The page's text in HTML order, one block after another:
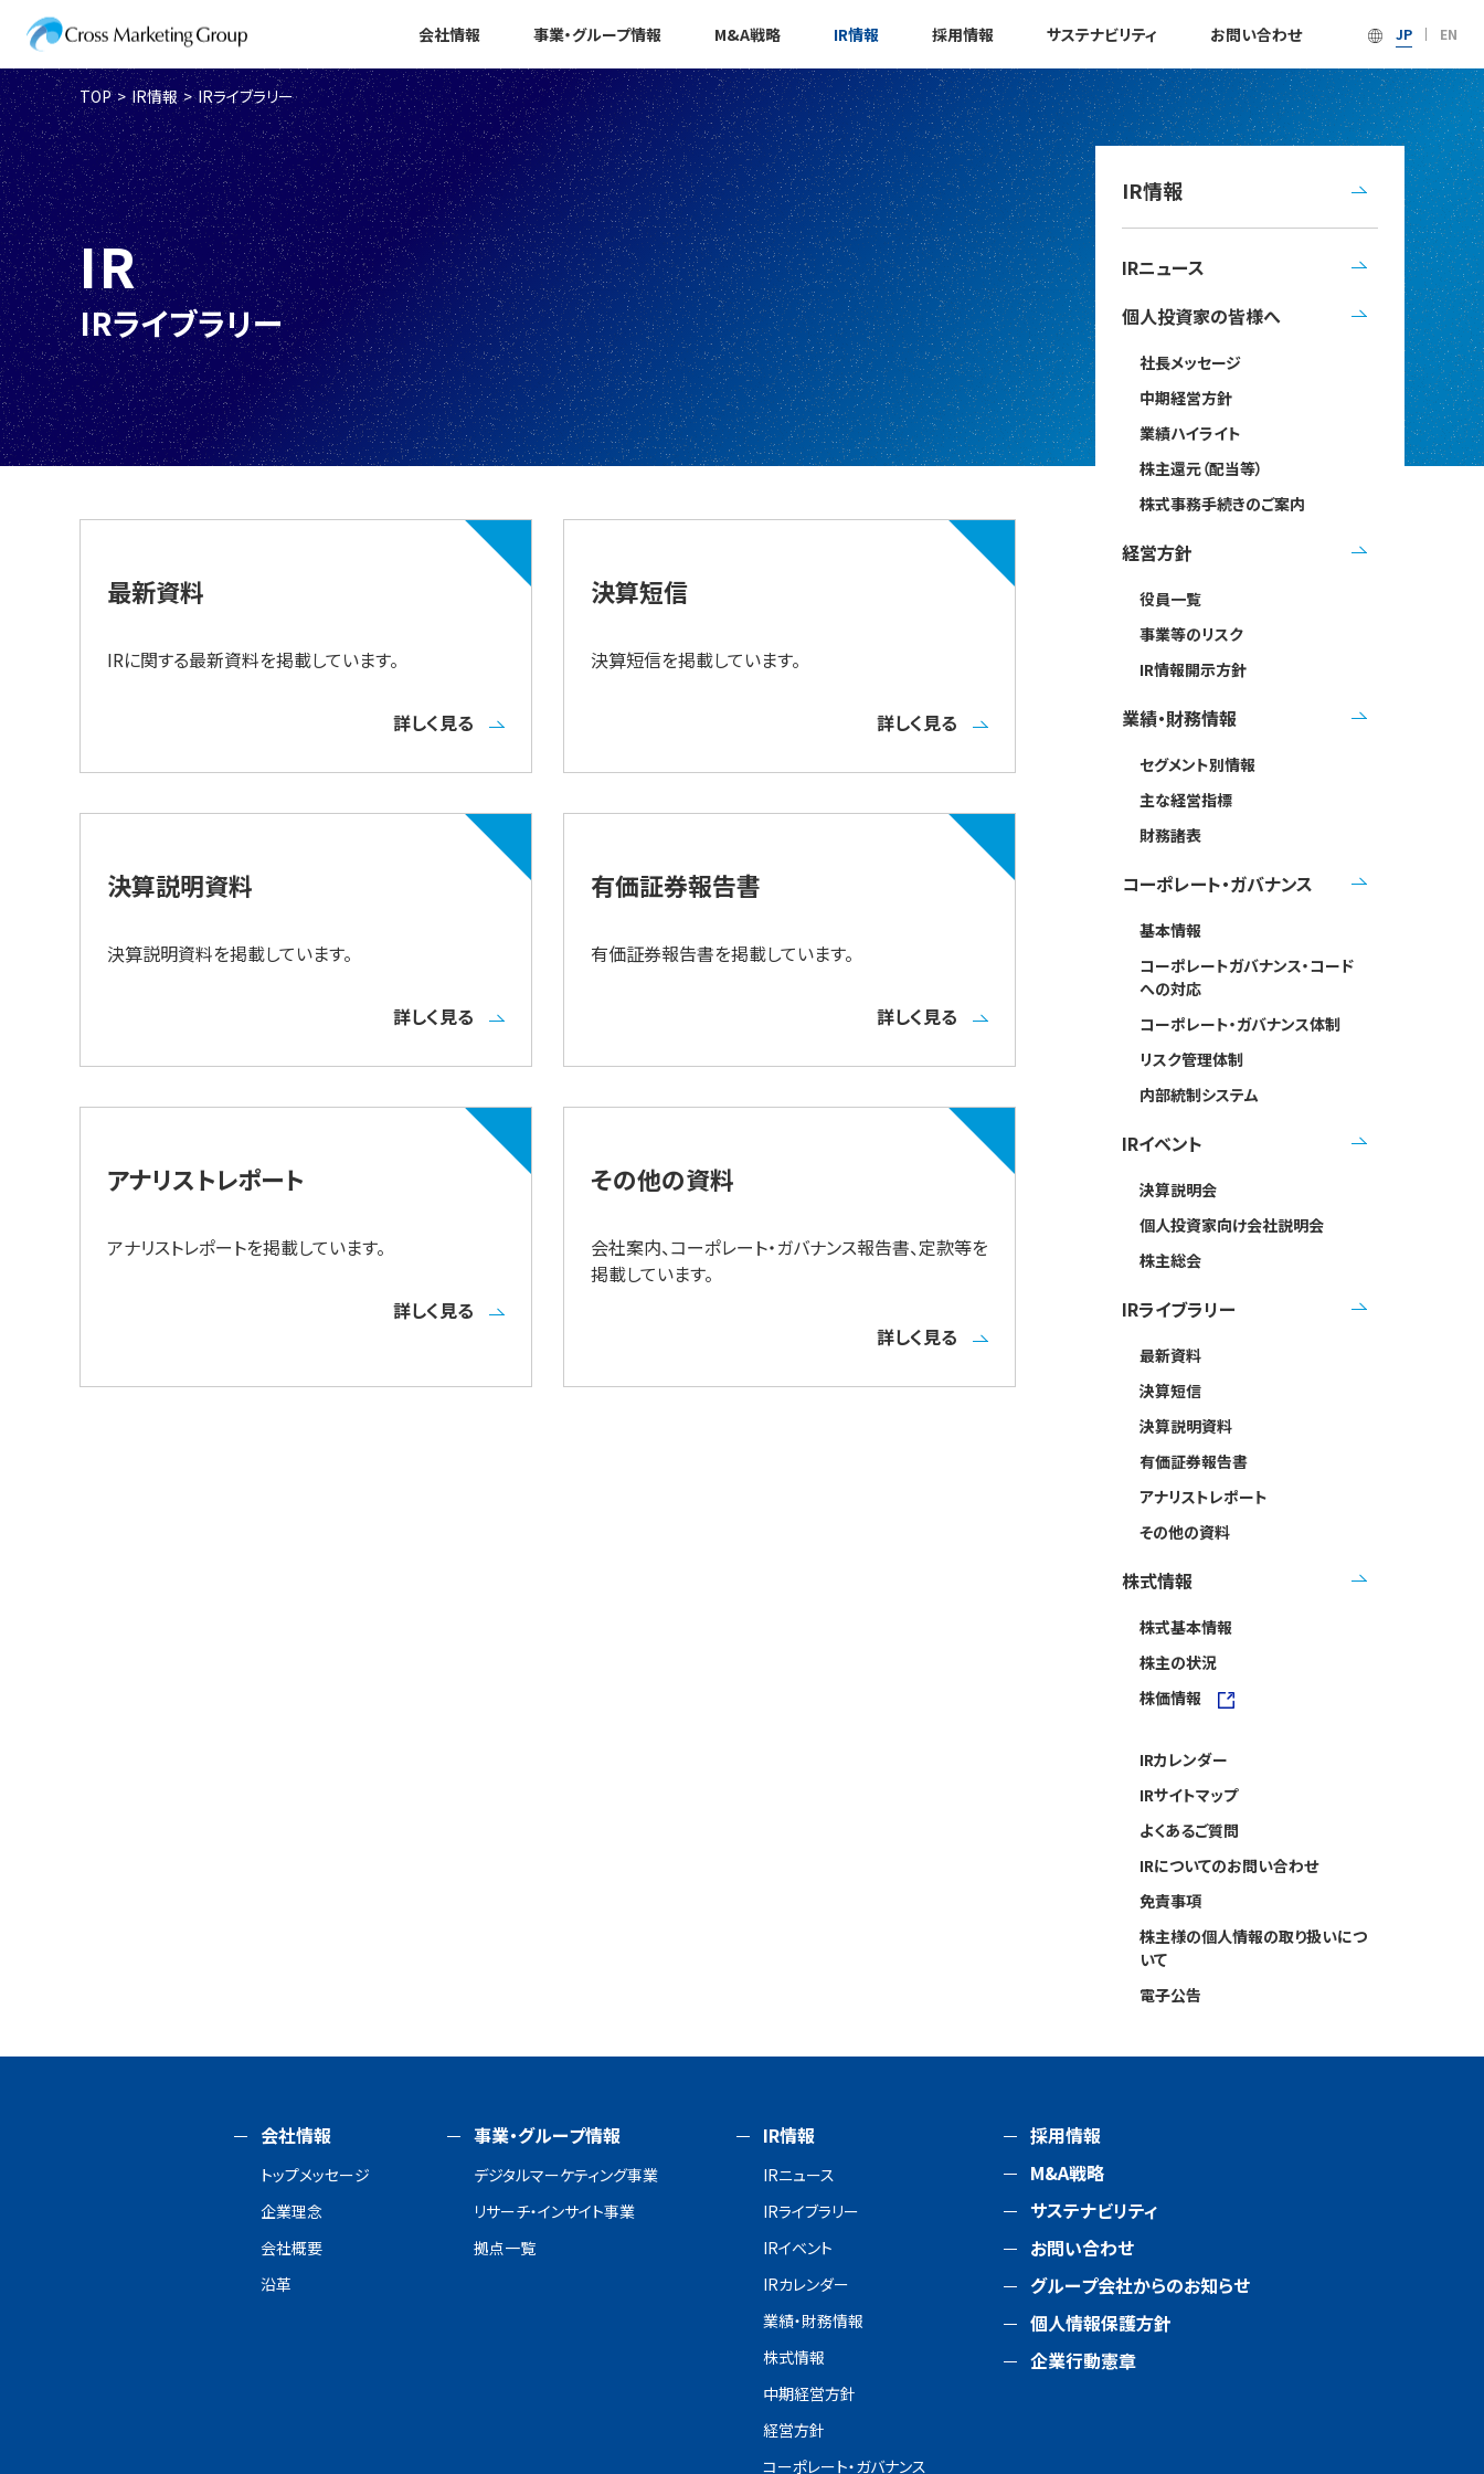
会社情報 事業・グループ情報 M&A戦略 IR情報 採用情報 サステナビリティ お問い合わせ JP EN
TOP IR情報 IRライブラリー
IR
IRライブラリー
最新資料
IRに関する最新資料を掲載しています。
詳しく見る
決算短信
決算短信を掲載しています。
詳しく見る
決算説明資料
決算説明資料を掲載しています。
詳しく見る
有価証券報告書
有価証券報告書を掲載しています。
詳しく見る
アナリストレポート
アナリストレポートを掲載しています。
詳しく見る
その他の資料
会社案内、コーポレート・ガバナンス報告書、定款等を
掲載しています。
詳しく見る
IR情報
IRニュース
個人投資家の皆様へ
社長メッセージ
中期経営方針
業績ハイライト
株主還元（配当等）
株式事務手続きのご案内
経営方針
役員一覧
事業等のリスク
IR情報開示方針
業績・財務情報
セグメント別情報
主な経営指標
財務諸表
コーポレート・ガバナンス
基本情報
コーポレートガバナンス・コード
への対応
コーポレート・ガバナンス体制
リスク管理体制
内部統制システム
IRイベント
決算説明会
個人投資家向け会社説明会
株主総会
IRライブラリー
最新資料
決算短信
決算説明資料
有価証券報告書
アナリストレポート
その他の資料
株式情報
株式基本情報
株主の状況
株価情報
IRカレンダー
IRサイトマップ
よくあるご質問
IRについてのお問い合わせ
免責事項
株主様の個人情報の取り扱いにつ
いて
電子公告
会社情報
トップメッセージ
企業理念
会社概要
沿革
事業・グループ情報
デジタルマーケティング事業
リサーチ・インサイト事業
拠点一覧
IR情報
IRニュース
IRライブラリー
IRイベント
IRカレンダー
業績・財務情報
株式情報
中期経営方針
経営方針
コーポレート・ガバナンス
採用情報
M&A戦略
サステナビリティ
お問い合わせ
グループ会社からのお知らせ
個人情報保護方針
企業行動憲章